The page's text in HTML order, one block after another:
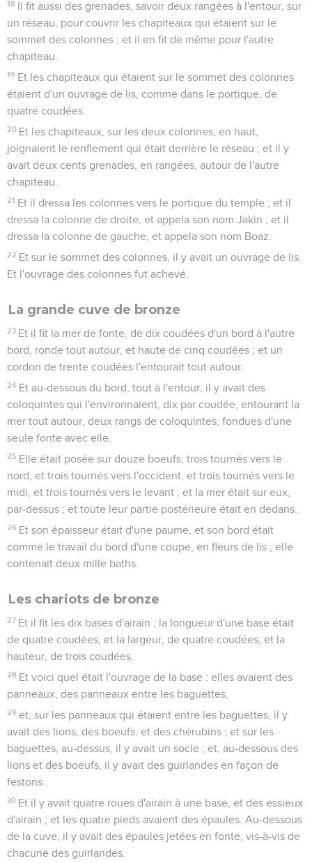
18 Il fit aussi des grenades, savoir deux rangées à l'entour, sur
un réseau, pour couvrir les chapiteaux qui étaient sur le
sommet des colonnes ; et il en fit de même pour l'autre
chapiteau.
19 Et les chapiteaux qui étaient sur le sommet des colonnes
étaient d'un ouvrage de lis, comme dans le portique, de
quatre coudées.
20 Et les chapiteaux, sur les deux colonnes, en haut,
joignaient le renflement qui était derrière le réseau ; et il y
avait deux cents grenades, en rangées, autour de l'autre
chapiteau.
21 Et il dressa les colonnes vers le portique du temple ; et il
dressa la colonne de droite, et appela son nom Jakin ; et il
dressa la colonne de gauche, et appela son nom Boaz.
22 Et sur le sommet des colonnes, il y avait un ouvrage de lis.
Et l'ouvrage des colonnes fut achevé.
La grande cuve de bronze
23 Et il fit la mer de fonte, de dix coudées d'un bord à l'autre
bord, ronde tout autour, et haute de cinq coudées ; et un
cordon de trente coudées l'entourait tout autour.
24 Et au-dessous du bord, tout à l'entour, il y avait des
coloquintes qui l'environnaient, dix par coudée, entourant la
mer tout autour, deux rangs de coloquintes, fondues d'une
seule fonte avec elle.
25 Elle était posée sur douze boeufs, trois tournés vers le
nord, et trois tournés vers l'occident, et trois tournés vers le
midi, et trois tournés vers le levant ; et la mer était sur eux,
par-dessus ; et toute leur partie postérieure était en dedans.
26 Et son épaisseur était d'une paume, et son bord était
comme le travail du bord d'une coupe, en fleurs de lis ; elle
contenait deux mille baths.
Les chariots de bronze
27 Et il fit les dix bases d'airain ; la longueur d'une base était
de quatre coudées, et la largeur, de quatre coudées, et la
hauteur, de trois coudées.
28 Et voici quel était l'ouvrage de la base : elles avaient des
panneaux, des panneaux entre les baguettes,
29 et, sur les panneaux qui étaient entre les baguettes, il y
avait des lions, des boeufs, et des chérubins ; et sur les
baguettes, au-dessus, il y avait un socle ; et, au-dessous des
lions et des boeufs, il y avait des guirlandes en façon de
festons.
30 Et il y avait quatre roues d'airain à une base, et des essieux
d'airain ; et les quatre pieds avaient des épaules. Au-dessous
de la cuve, il y avait des épaules jetées en fonte, vis-à-vis de
chacune des guirlandes.